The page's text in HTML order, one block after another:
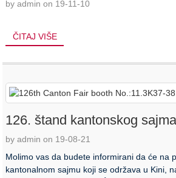
by admin on 19-11-10
ČITAJ VIŠE
126. štand kantonskog
by admin on 19-08-21
Molimo vas da budete informirani da će na
kantonalnom sajmu koji se održava u Kini,